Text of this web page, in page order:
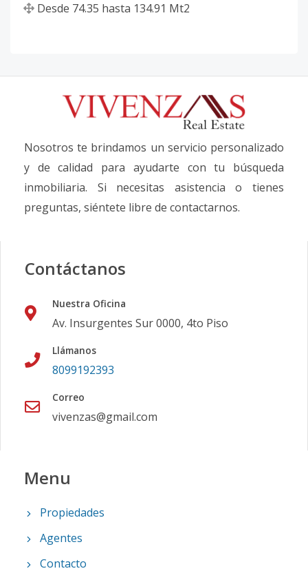
Desde 74.35 hasta 134.91 Mt2
Nosotros te brindamos un servicio personalizado
y de calidad para ayudarte con tu búsqueda
inmobiliaria. Si necesitas asistencia o tienes
preguntas, siéntete libre de contactarnos.
Contáctanos
Nuestra Oficina
Av. Insurgentes Sur 0000, 4to Piso
Llámanos
8099192393
Correo
vivenzas@gmail.com
Menu
Propiedades
Agentes
Contacto